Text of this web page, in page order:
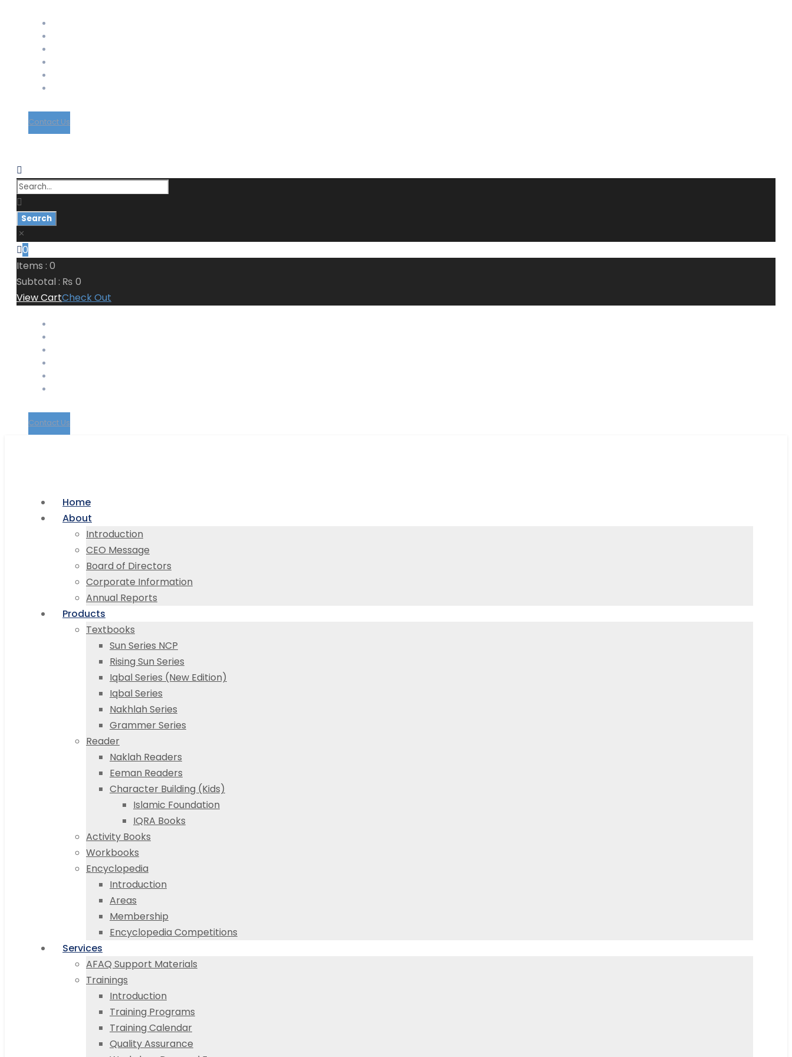
Contact Us
0
Items : 0
Subtotal : ₨ 0
View CartCheck Out
Contact Us
Home
About
Introduction
CEO Message
Board of Directors
Corporate Information
Annual Reports
Products
Textbooks
Sun Series NCP
Rising Sun Series
Iqbal Series (New Edition)
Iqbal Series
Nakhlah Series
Grammer Series
Reader
Naklah Readers
Eeman Readers
Character Building (Kids)
Islamic Foundation
IQRA Books
Activity Books
Workbooks
Encyclopedia
Introduction
Areas
Membership
Encyclopedia Competitions
Services
AFAQ Support Materials
Trainings
Introduction
Training Programs
Training Calendar
Quality Assurance